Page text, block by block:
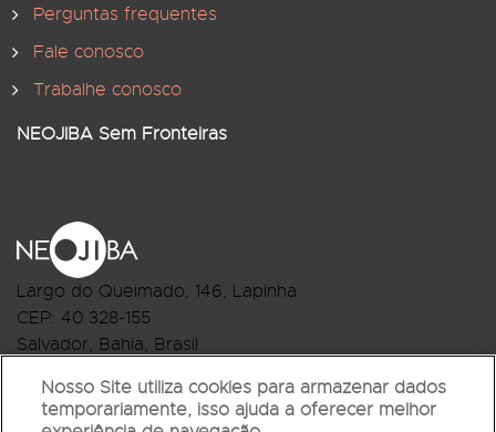
Perguntas frequentes
Fale conosco
Trabalhe conosco
NEOJIBA Sem Fronteiras
Largo do Queimado, 146, Lapinha
CEP: 40.328-155
Salvador, Bahia, Brasil
R.Monte Castelo Nº 62, Bairro Barbalho
Nosso Site utiliza cookies para armazenar dados
temporariamente, isso ajuda a oferecer melhor